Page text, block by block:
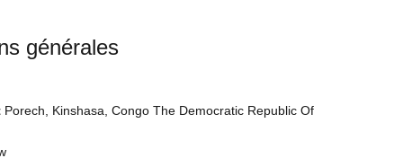
générales
Porech, Kinshasa, Congo The Democratic Republic Of